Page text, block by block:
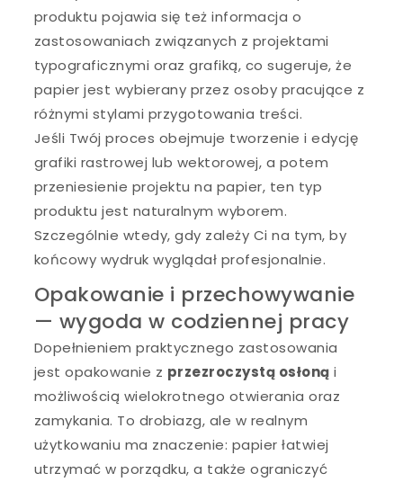
produktu pojawia się też informacja o
zastosowaniach związanych z projektami
typograficznymi oraz grafiką, co sugeruje, że
papier jest wybierany przez osoby pracujące z
różnymi stylami przygotowania treści.
Jeśli Twój proces obejmuje tworzenie i edycję
grafiki rastrowej lub wektorowej, a potem
przeniesienie projektu na papier, ten typ
produktu jest naturalnym wyborem.
Szczególnie wtedy, gdy zależy Ci na tym, by
końcowy wydruk wyglądał profesjonalnie.
Opakowanie i przechowywanie
— wygoda w codziennej pracy
Dopełnieniem praktycznego zastosowania
jest opakowanie z przezroczystą osłoną i
możliwością wielokrotnego otwierania oraz
zamykania. To drobiazg, ale w realnym
użytkowaniu ma znaczenie: papier łatwiej
utrzymać w porządku, a także ograniczyć